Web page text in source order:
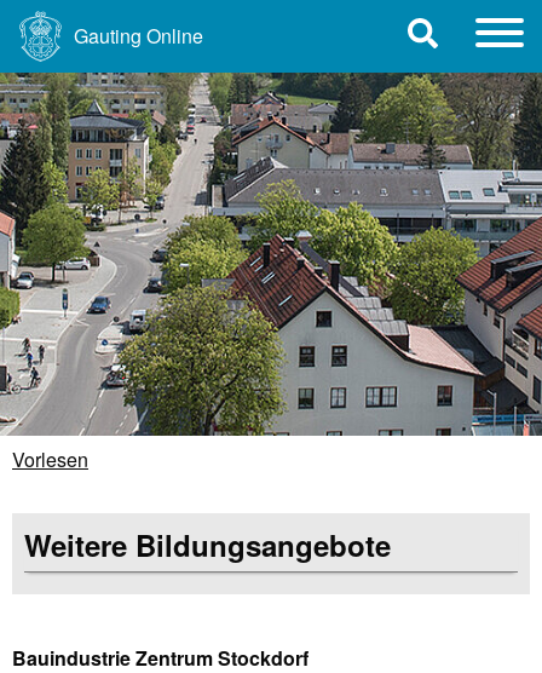
Gauting Online
Vorlesen
Weitere Bildungsangebote
Bauindustrie Zentrum Stockdorf